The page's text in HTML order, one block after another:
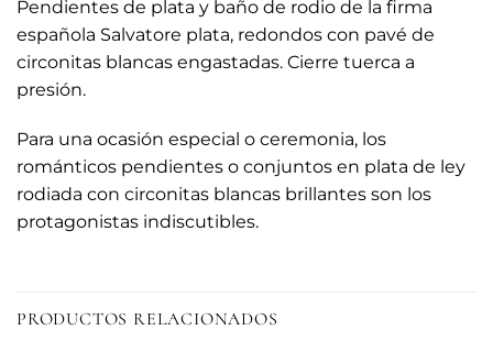
Pendientes de plata y baño de rodio de la firma
española Salvatore plata, redondos con pavé de
circonitas blancas engastadas. Cierre tuerca a
presión.
Para una ocasión especial o ceremonia, los
románticos pendientes o conjuntos en plata de ley
rodiada con circonitas blancas brillantes son los
protagonistas indiscutibles.
PRODUCTOS RELACIONADOS